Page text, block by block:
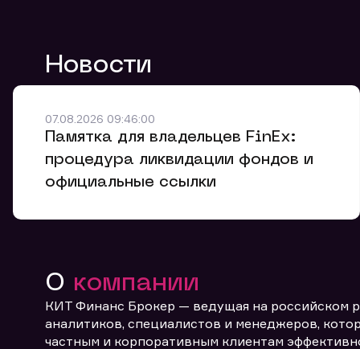
Новости
07.08.2026 09:46:00
Памятка для владельцев FinEx:
процедура ликвидации фондов и
официальные ссылки
О компании
КИТ Финанс Брокер — ведущая на российском
аналитиков, специалистов и менеджеров,
частным и корпоративным клиентам
Ваше